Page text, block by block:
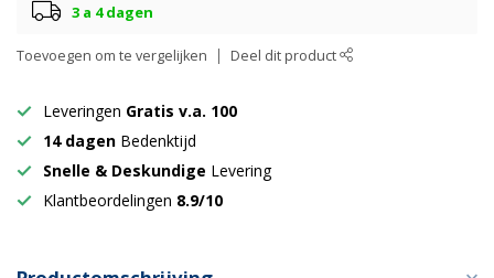
3 a 4 dagen
Toevoegen om te vergelijken Deel dit product
Leveringen Gratis v.a. 100
14 dagen Bedenktijd
Snelle & Deskundige Levering
Klantbeordelingen 8.9/10